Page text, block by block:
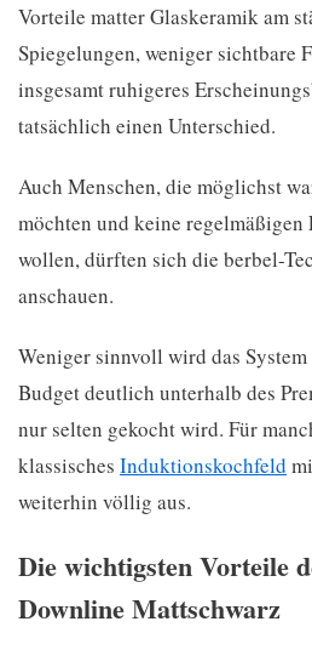
Vorteile matter Glaskeramik am
Spiegelungen, weniger sichtbare
insgesamt ruhigeres
tatsächlich einen Unterschied.
Auch Menschen, die möglichst
möchten und keine
wollen, dürften sich die berbel-
anschauen.
Weniger sinnvoll wird das System
Budget deutlich unterhalb des
nur selten gekocht wird. Für
klassisches Induktionskochfeld
weiterhin völlig aus.
Die wichtigsten Vorteile
Downline Mattschwarz